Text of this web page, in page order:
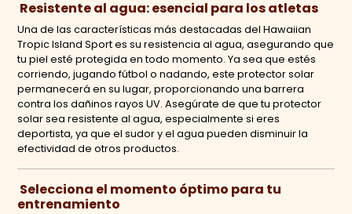
Resistente al agua: esencial para los atletas
Una de las características más destacadas del Hawaiian
Tropic Island Sport es su resistencia al agua, asegurando que
tu piel esté protegida en todo momento. Ya sea que estés
corriendo, jugando fútbol o nadando, este protector solar
permanecerá en su lugar, proporcionando una barrera
contra los dañinos rayos UV. Asegúrate de que tu protector
solar sea resistente al agua, especialmente si eres
deportista, ya que el sudor y el agua pueden disminuir la
efectividad de otros productos.
Selecciona el momento óptimo para tu
entrenamiento